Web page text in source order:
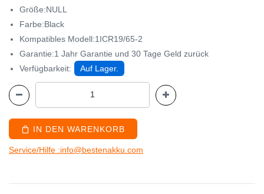
Größe:NULL
Farbe:Black
Kompatibles Modell:1ICR19/65-2
Garantie:1 Jahr Garantie und 30 Tage Geld zurück
Verfügbarkeit:
Auf Lager.
IN DEN WARENKORB
Service/Hilfe :info@bestenakku.com